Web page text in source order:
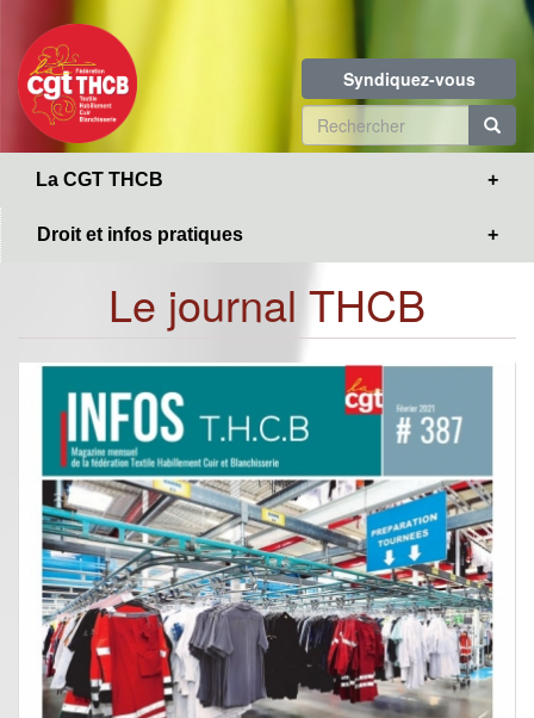
contenu
principal
Syndiquez-vous
Formulaire
de
La CGT THCB
Droit et infos pratiques
Le journal THCB